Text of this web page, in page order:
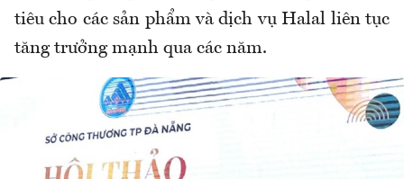
tiêu cho các sản phẩm và dịch vụ Halal liên tục
tăng trưởng mạnh qua các năm.